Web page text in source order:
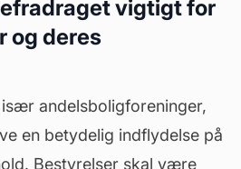
vigtigt for
og deres
andelsboligforeninger,
en betydelig indflydelse på
Bestyrelser skal være